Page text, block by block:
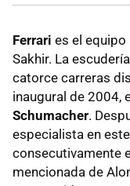
Ferrari es el
Sakhir. La
catorce carreras
inaugural de 2004,
Schumacher.
especialista en
consecutivamente
mencionada de